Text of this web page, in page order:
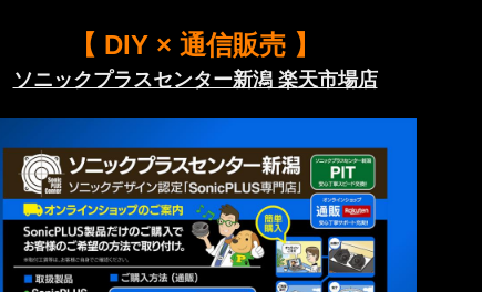
【 DIY × 通信販売 】
ソニックプラスセンター新潟 楽天市場店